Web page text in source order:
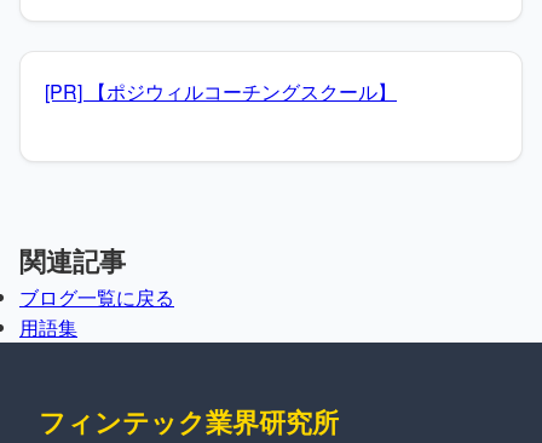
[PR] 【ポジウィルコーチングスクール】
関連記事
ブログ一覧に戻る
用語集
フィンテック業界研究所